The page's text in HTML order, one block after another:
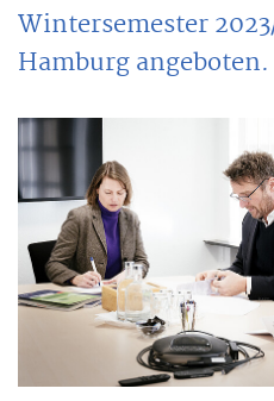
Wintersemester
Hamburg angeboten.